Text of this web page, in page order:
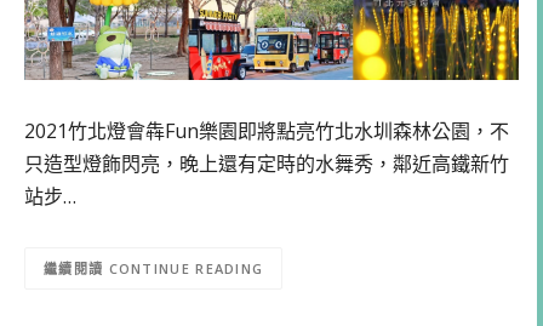
2021竹北燈會犇Fun樂園即將點亮竹北水圳森林公園，不
只造型燈飾閃亮，晚上還有定時的水舞秀，鄰近高鐵新竹
站步…
CONTINUE READING